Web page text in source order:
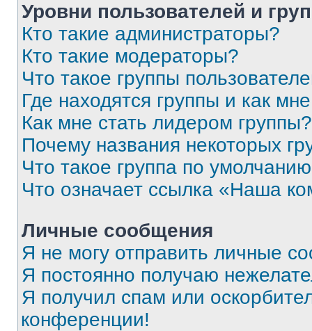
Уровни пользователей и
Кто такие администраторы?
Кто такие модераторы?
Что такое группы
Где находятся группы и как
Как мне стать лидером группы?
Почему названия некоторых
Что такое группа по
Что означает ссылка «Наша
Личные сообщения
Я не могу отправить личные
Я постоянно получаю
Я получил спам или
конференции!